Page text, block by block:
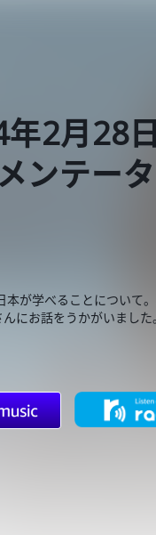
年2月28
ンテー
が学べることについて
にお話をうかがいました。